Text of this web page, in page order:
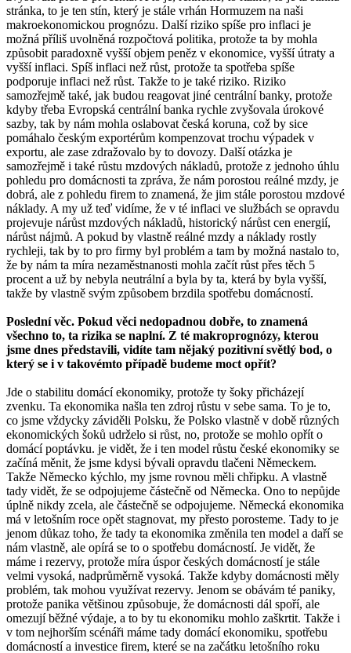
stránka, to je ten stín, který je stále vrhán Hormuzem na naši
makroekonomickou prognózu. Další riziko spíše pro inflaci je
možná příliš uvolněná rozpočtová politika, protože ta by mohla
způsobit paradoxně vyšší objem peněz v ekonomice, vyšší útraty a
vyšší inflaci. Spíš inflaci než růst, protože ta spotřeba spíše
podporuje inflaci než růst. Takže to je také riziko. Riziko
samozřejmě také, jak budou reagovat jiné centrální banky, protože
kdyby třeba Evropská centrální banka rychle zvyšovala úrokové
sazby, tak by nám mohla oslabovat česká koruna, což by sice
pomáhalo českým exportérům kompenzovat trochu výpadek v
exportu, ale zase zdražovalo by to dovozy. Další otázka je
samozřejmě i také růstu mzdových nákladů, protože z jednoho úhlu
pohledu pro domácnosti ta zpráva, že nám porostou reálné mzdy, je
dobrá, ale z pohledu firem to znamená, že jim stále porostou mzdové
náklady. A my už teď vidíme, že v té inflaci ve službách se opravdu
projevuje nárůst mzdových nákladů, historický nárůst cen energií,
nárůst nájmů. A pokud by vlastně reálné mzdy a náklady rostly
rychleji, tak by to pro firmy byl problém a tam by možná nastalo to,
že by nám ta míra nezaměstnanosti mohla začít růst přes těch 5
procent a už by nebyla neutrální a byla by ta, která by byla vyšší,
takže by vlastně svým způsobem brzdila spotřebu domácností.
Poslední věc. Pokud věci nedopadnou dobře, to znamená
všechno to, ta rizika se naplní. Z té makroprognózy, kterou
jsme dnes představili, vidíte tam nějaký pozitivní světlý bod, o
který se i v takovémto případě budeme moct opřít?
Jde o stabilitu domácí ekonomiky, protože ty šoky přicházejí
zvenku. Ta ekonomika našla ten zdroj růstu v sebe sama. To je to,
co jsme vždycky záviděli Polsku, že Polsko vlastně v době různých
ekonomických šoků udrželo si růst, no, protože se mohlo opřít o
domácí poptávku. je vidět, že i ten model růstu české ekonomiky se
začíná měnit, že jsme kdysi bývali opravdu tlačeni Německem.
Takže Německo kýchlo, my jsme rovnou měli chřipku. A vlastně
tady vidět, že se odpojujeme částečně od Německa. Ono to nepůjde
úplně nikdy zcela, ale částečně se odpojujeme. Německá ekonomika
má v letošním roce opět stagnovat, my přesto porosteme. Tady to je
jenom důkaz toho, že tady ta ekonomika změnila ten model a daří se
nám vlastně, ale opírá se to o spotřebu domácností. Je vidět, že
máme i rezervy, protože míra úspor českých domácností je stále
velmi vysoká, nadprůměrně vysoká. Takže kdyby domácnosti měly
problém, tak mohou využívat rezervy. Jenom se obávám té paniky,
protože panika většinou způsobuje, že domácnosti dál spoří, ale
omezují běžné výdaje, a to by tu ekonomiku mohlo zaškrtit. Takže i
v tom nejhorším scénáři máme tady domácí ekonomiku, spotřebu
domácností a investice firem, které se na začátku letošního roku